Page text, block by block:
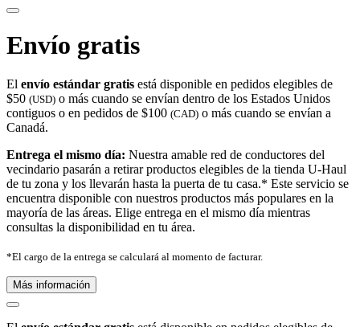
Envío gratis
El envío estándar gratis está disponible en pedidos elegibles de
$50 (USD) o más cuando se envían dentro de los Estados Unidos
contiguos o en pedidos de $100 (CAD) o más cuando se envían a
Canadá.
Entrega el mismo día: Nuestra amable red de conductores del
vecindario pasarán a retirar productos elegibles de la tienda U-Haul
de tu zona y los llevarán hasta la puerta de tu casa.* Este servicio se
encuentra disponible con nuestros productos más populares en la
mayoría de las áreas. Elige entrega en el mismo día mientras
consultas la disponibilidad en tu área.
*El cargo de la entrega se calculará al momento de facturar.
Más información